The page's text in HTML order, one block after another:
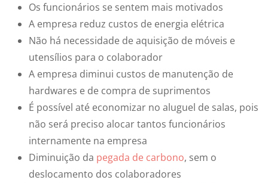
Os funcionários se sentem mais motivados
A empresa reduz custos de energia elétrica
Não há necessidade de aquisição de móveis e
utensílios para o colaborador
A empresa diminui custos de manutenção de
hardwares e de compra de suprimentos
É possível até economizar no aluguel de salas, pois
não será preciso alocar tantos funcionários
internamente na empresa
Diminuição da pegada de carbono, sem o
deslocamento dos colaboradores